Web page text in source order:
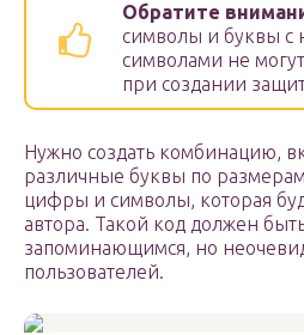
Обратите
символы и буквы с
символами не
при создании
Нужно создать комбинацию,
различные буквы по
цифры и символы, которая
автора. Такой код должен
запоминающимся, но
пользователей.